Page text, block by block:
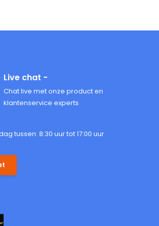
Live chat -
Chat live met onze product en
klantenservice experts
tussen: 8:30 uur tot 17:00 uur